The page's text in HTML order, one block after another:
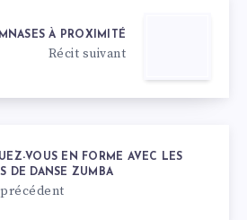
À PROXIMITÉ
Récit suivant
VOUS EN FORME AVEC LES
DE DANSE ZUMBA